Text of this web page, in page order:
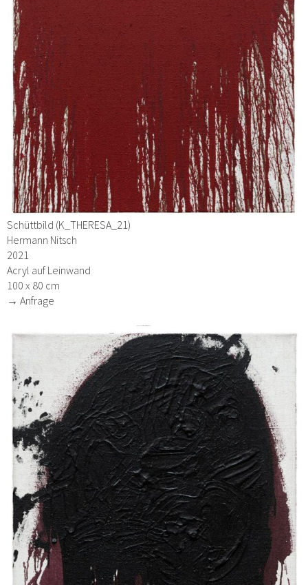
Schüttbild (K_THERESA_21)
Hermann Nitsch
2021
Acryl auf Leinwand
100 x 80 cm
→ Anfrage